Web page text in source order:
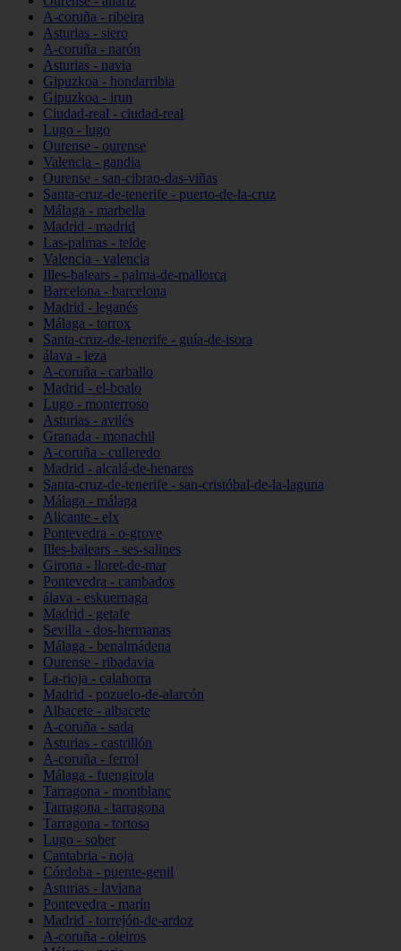
A-coruña - ribeira
Asturias - siero
A-coruña - narón
Asturias - navia
Gipuzkoa - hondarribia
Gipuzkoa - irun
Ciudad-real - ciudad-real
Lugo - lugo
Ourense - ourense
Valencia - gandia
Ourense - san-cibrao-das-viñas
Santa-cruz-de-tenerife - puerto-de-la-cruz
Málaga - marbella
Madrid - madrid
Las-palmas - telde
Valencia - valencia
Illes-balears - palma-de-mallorca
Barcelona - barcelona
Madrid - leganés
Málaga - torrox
Santa-cruz-de-tenerife - guía-de-isora
álava - leza
A-coruña - carballo
Madrid - el-boalo
Lugo - monterroso
Asturias - avilés
Granada - monachil
A-coruña - culleredo
Madrid - alcalá-de-henares
Santa-cruz-de-tenerife - san-cristóbal-de-la-laguna
Málaga - málaga
Alicante - elx
Pontevedra - o-grove
Illes-balears - ses-salines
Girona - lloret-de-mar
Pontevedra - cambados
álava - eskuernaga
Madrid - getafe
Sevilla - dos-hermanas
Málaga - benalmádena
Ourense - ribadavia
La-rioja - calahorra
Madrid - pozuelo-de-alarcón
Albacete - albacete
A-coruña - sada
Asturias - castrillón
A-coruña - ferrol
Málaga - fuengirola
Tarragona - montblanc
Tarragona - tarragona
Tarragona - tortosa
Lugo - sober
Cantabria - noja
Córdoba - puente-genil
Asturias - laviana
Pontevedra - marín
Madrid - torrejón-de-ardoz
A-coruña - oleiros